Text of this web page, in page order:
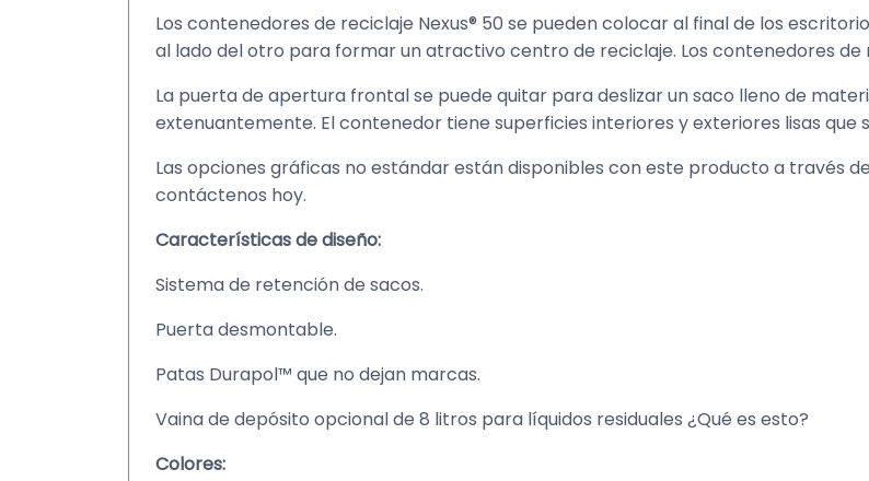
Los contenedores de reciclaje Nexus® 50 se pueden colocar al final de los
al lado del otro para formar un atractivo centro de reciclaje. Los contenedores de
La puerta de apertura frontal se puede quitar para deslizar un saco lleno de
extenuantemente. El contenedor tiene superficies interiores y exteriores lisas que
Las opciones gráficas no estándar están disponibles con este producto a través
contáctenos hoy.
Características de diseño:
Sistema de retención de sacos.
Puerta desmontable.
Patas Durapol™ que no dejan marcas.
Vaina de depósito opcional de 8 litros para líquidos residuales ¿Qué es esto?
Colores: